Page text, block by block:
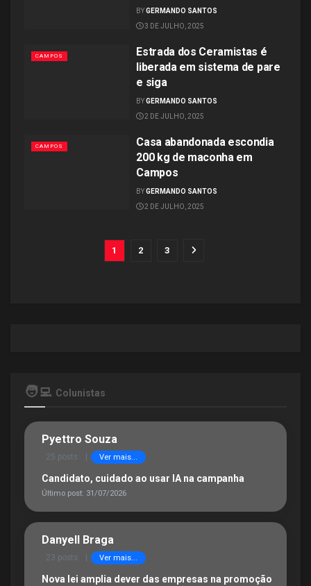
BYGERMANDO SANTOS
3 DE JULHO, 2025
CAMPOS
Estrada dos Ceramistas é
liberada em sistema de pare
e siga
BYGERMANDO SANTOS
2 DE JULHO, 2025
CAMPOS
Casa abandonada escondia
200 kg de maconha em
Campos
BYGERMANDO SANTOS
2 DE JULHO, 2025
1 2 3
🧑‍💻 Colunistas
Pyettro Souza
25 posts Ver mais...
Candidato, cuidado ao usar IA na campanha
Último post: 31/07/2026
Danyell Braga
23 posts Ver mais...
Nova lei amplia dever das empresas na promoção